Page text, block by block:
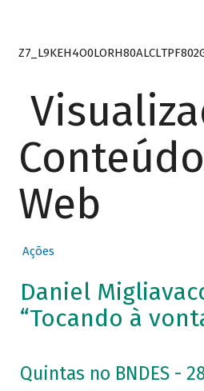
Web
Ações
Daniel
“Tocando à
Quintas no BNDES -